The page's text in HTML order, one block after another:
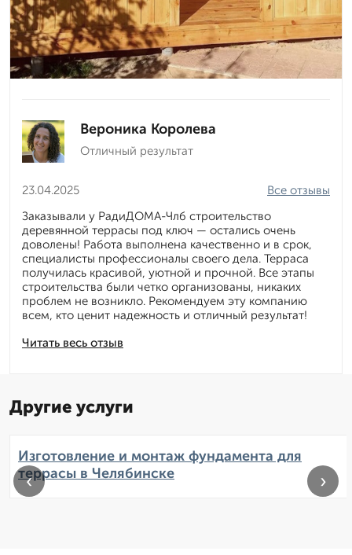
Вероника Королева
Отличный результат
23.04.2025
Читать весь отзыв
Все отзывы
Заказывали у РадиДОМА-Члб строительство
деревянной террасы под ключ — остались очень
доволены! Работа выполнена качественно и в срок,
специалисты профессионалы своего дела. Терраса
получилась красивой, уютной и прочной. Все этапы
строительства были четко организованы, никаких
проблем не возникло. Рекомендуем эту компанию
всем, кто ценит надежность и отличный результат!
Другие услуги
Изготовление и монтаж фундамента для
террасы в Челябинске
‹ ›